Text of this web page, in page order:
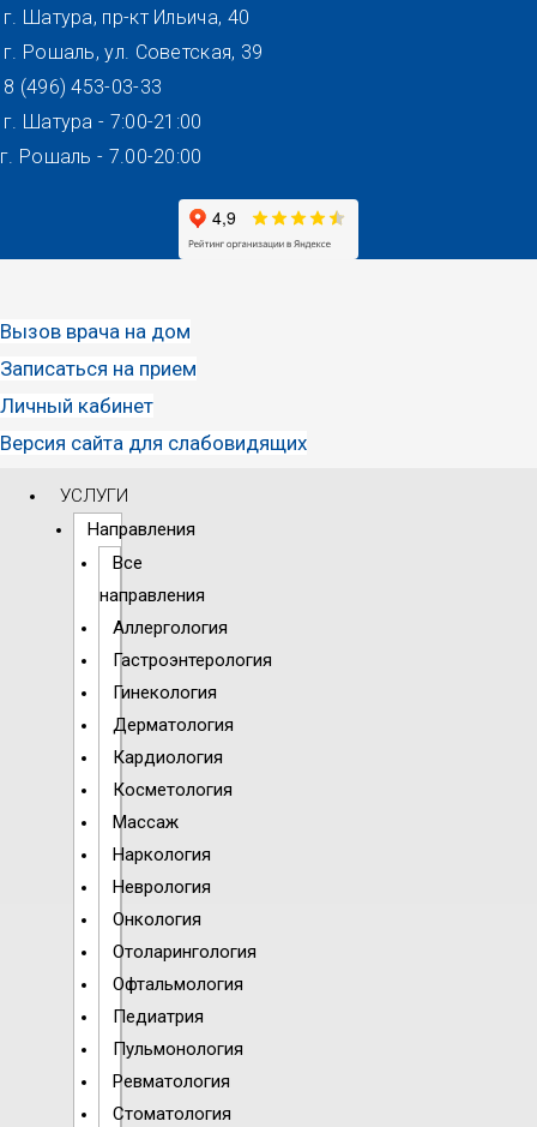
Перейти
г. Шатура, пр-кт Ильича, 40
г. Рошаль, ул. Советская, 39
8 (496) 453-03-33
г. Шатура - 7:00-21:00
г. Рошаль - 7.00-20:00
Вызов врача на дом
Записаться на прием
Личный кабинет
Версия сайта для слабовидящих
УСЛУГИ
Направления
Все
направления
Аллергология
Гастроэнтерология
Гинекология
Дерматология
Кардиология
Косметология
Массаж
Наркология
Неврология
Онкология
Отоларингология
Офтальмология
Педиатрия
Пульмонология
Ревматология
Стоматология